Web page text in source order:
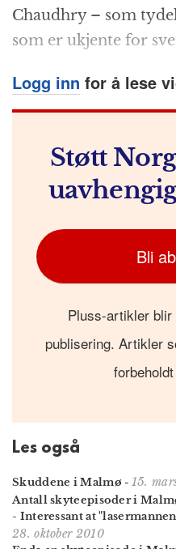
Chaudhry – som
som er ukjente for
Logg inn for å lese
Støtt
Bli
Pluss-artikler
publisering. Artikler
Les også
Skuddene i Malmø - 15.
Antall skyteepisoder i
- Interessant at
28. oktober 2010